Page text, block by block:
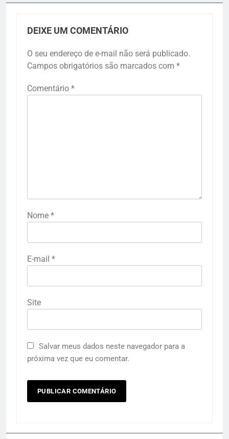
DEIXE UM COMENTÁRIO
O seu endereço de e-mail não será publicado.
Campos obrigatórios são marcados com *
Comentário *
Nome *
E-mail *
Site
Salvar meus dados neste navegador para a
próxima vez que eu comentar.